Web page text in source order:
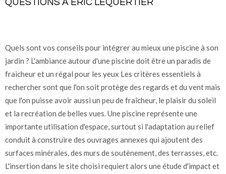
QUESTIONS À ÉRIC LEQUERTIER
Quels sont vos conseils pour intégrer au mieux une piscine à son
jardin ? L'ambiance autour d'une piscine doit être un paradis de
fraicheur et un régal pour les yeux Les critères essentiels à
rechercher sont que l'on soit protège des regards et du vent mais
que l'on puisse avoir aussi un peu de fraîcheur, le plaisir du soleil
et la recréation de belles vues. Une piscine représente une
importante utilisation d'espace, surtout si l'adaptation au relief
conduit à construire des ouvrages annexes qui ajoutent des
surfaces minérales, des murs de soutènement, des terrasses, etc.
L'insertion dans le site choisi requiert alors une étude d'impact et